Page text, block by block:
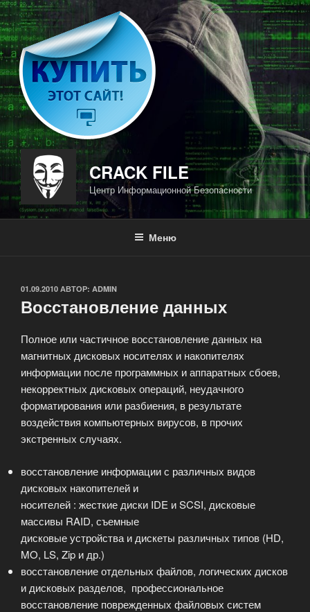
Перейти
к
содержимому
CRACK FILE
Центр Информационной Безопасности
Меню
ОПУБЛИКОВАНО
01.09.2010 АВТОР: ADMIN
Восстановление данных
Полное или частичное восстановление данных на
магнитных дисковых носителях и накопителях
информации после программных и аппаратных сбоев,
некорректных дисковых операций, неудачного
форматирования или разбиения, в результате
воздействия компьютерных вирусов, в прочих
экстренных случаях.
восстановление информации с различных видов
дисковых накопителей и
носителей : жесткие диски IDE и SCSI, дисковые
массивы RAID, съемные
дисковые устройства и дискеты различных типов (HD,
MO, LS, Zip и др.)
восстановление отдельных файлов, логических дисков
и дисковых разделов, профессиональное
восстановление поврежденных файловых систем